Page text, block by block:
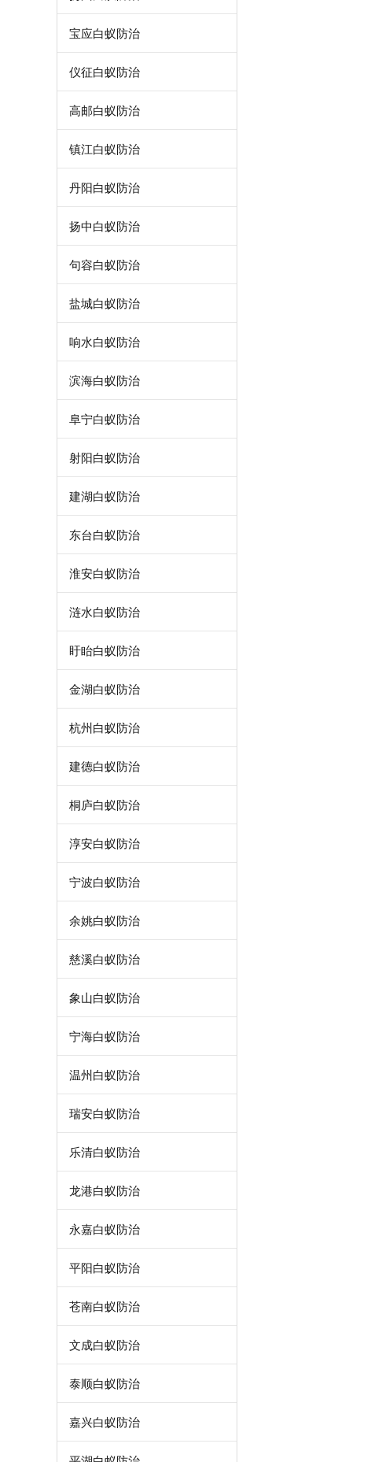
宝应白蚁防治
仪征白蚁防治
高邮白蚁防治
镇江白蚁防治
丹阳白蚁防治
扬中白蚁防治
句容白蚁防治
盐城白蚁防治
响水白蚁防治
滨海白蚁防治
阜宁白蚁防治
射阳白蚁防治
建湖白蚁防治
东台白蚁防治
淮安白蚁防治
涟水白蚁防治
盱眙白蚁防治
金湖白蚁防治
杭州白蚁防治
建德白蚁防治
桐庐白蚁防治
淳安白蚁防治
宁波白蚁防治
余姚白蚁防治
慈溪白蚁防治
象山白蚁防治
宁海白蚁防治
温州白蚁防治
瑞安白蚁防治
乐清白蚁防治
龙港白蚁防治
永嘉白蚁防治
平阳白蚁防治
苍南白蚁防治
文成白蚁防治
泰顺白蚁防治
嘉兴白蚁防治